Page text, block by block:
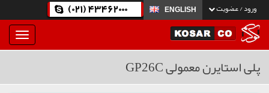
ورود / عضویت ENGLISH
(021) 43462000
بار
و
پلی استایرن معمولی GP26C